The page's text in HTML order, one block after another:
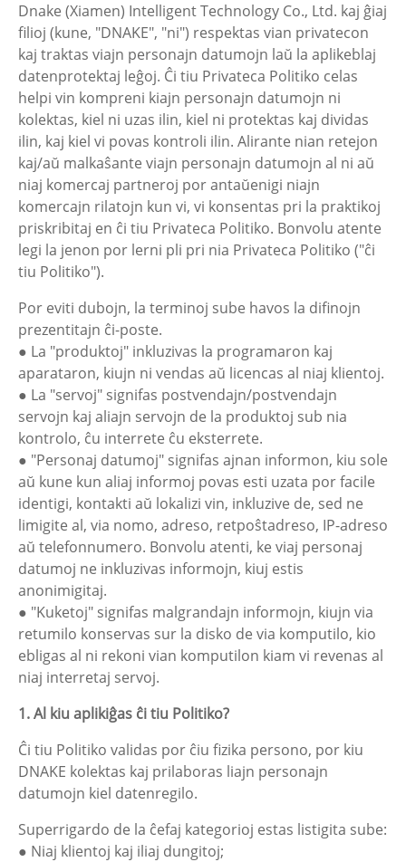
Dnake (Xiamen) Intelligent Technology Co., Ltd. kaj ĝiaj
filioj (kune, "DNAKE", "ni") respektas vian privatecon
kaj traktas viajn personajn datumojn laŭ la aplikeblaj
datenprotektaj leĝoj. Ĉi tiu Privateca Politiko celas
helpi vin kompreni kiajn personajn datumojn ni
kolektas, kiel ni uzas ilin, kiel ni protektas kaj dividas
ilin, kaj kiel vi povas kontroli ilin. Alirante nian retejon
kaj/aŭ malkaŝante viajn personajn datumojn al ni aŭ
niaj komercaj partneroj por antaŭenigi niajn
komercajn rilatojn kun vi, vi konsentas pri la praktikoj
priskribitaj en ĉi tiu Privateca Politiko. Bonvolu atente
legi la jenon por lerni pli pri nia Privateca Politiko ("ĉi
tiu Politiko").
Por eviti dubojn, la terminoj sube havos la difinojn
prezentitajn ĉi-poste.
● La "produktoj" inkluzivas la programaron kaj
aparataron, kiujn ni vendas aŭ licencas al niaj klientoj.
● La "servoj" signifas postvendajn/postvendajn
servojn kaj aliajn servojn de la produktoj sub nia
kontrolo, ĉu interrete ĉu eksterrete.
● "Personaj datumoj" signifas ajnan informon, kiu sole
aŭ kune kun aliaj informoj povas esti uzata por facile
identigi, kontakti aŭ lokalizi vin, inkluzive de, sed ne
limigite al, via nomo, adreso, retpoŝtadreso, IP-adreso
aŭ telefonnumero. Bonvolu atenti, ke viaj personaj
datumoj ne inkluzivas informojn, kiuj estis
anonimigitaj.
● "Kuketoj" signifas malgrandajn informojn, kiujn via
retumilo konservas sur la disko de via komputilo, kio
ebligas al ni rekoni vian komputilon kiam vi revenas al
niaj interretaj servoj.
1. Al kiu aplikiĝas ĉi tiu Politiko?
Ĉi tiu Politiko validas por ĉiu fizika persono, por kiu
DNAKE kolektas kaj prilaboras liajn personajn
datumojn kiel datenregilo.
Superrigardo de la ĉefaj kategorioj estas listigita sube:
● Niaj klientoj kaj iliaj dungitoj;